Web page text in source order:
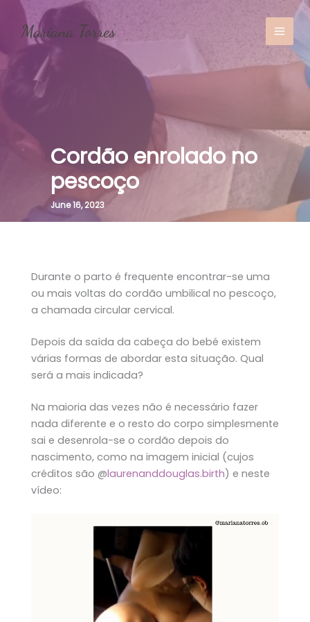
content
Cordão enrolado no
pescoço
June 16, 2023
Durante o parto é frequente encontrar-se uma
ou mais voltas do cordão umbilical no pescoço,
a chamada circular cervical.
Depois da saída da cabeça do bebé existem
várias formas de abordar esta situação. Qual
será a mais indicada?
Na maioria das vezes não é necessário fazer
nada diferente e o resto do corpo simplesmente
sai e desenrola-se o cordão depois do
nascimento, como na imagem inicial (cujos
créditos são @laurenanddouglas.birth) e neste
vídeo: